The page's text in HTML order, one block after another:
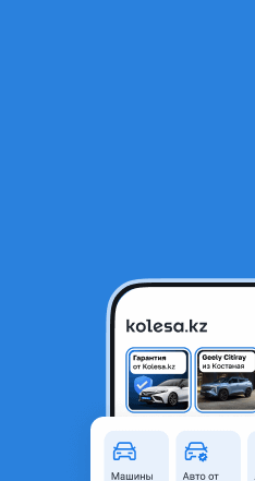
12 000 000 ₸